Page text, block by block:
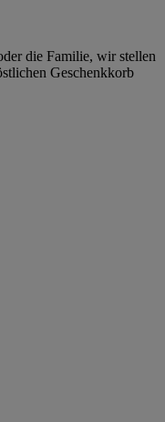
die Familie, wir stellen
Geschenkkorb